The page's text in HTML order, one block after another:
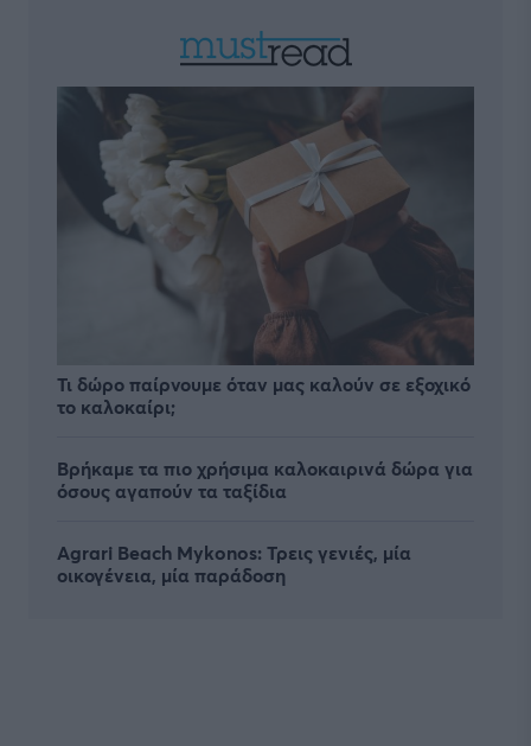
Τι δώρο παίρνουμε όταν μας καλούν σε εξοχικό
το καλοκαίρι;
Βρήκαμε τα πιο χρήσιμα καλοκαιρινά δώρα για
όσους αγαπούν τα ταξίδια
Agrari Beach Mykonos: Τρεις γενιές, μία
οικογένεια, μία παράδοση